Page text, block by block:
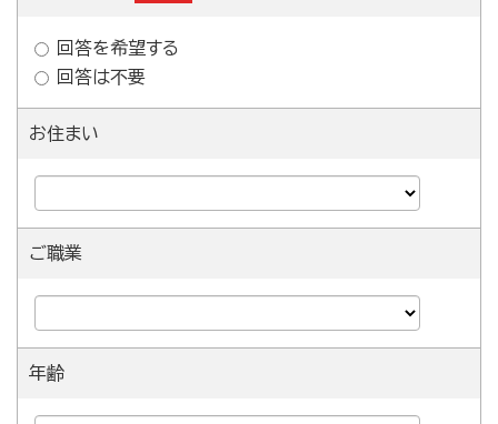
回答を希望する
回答は不要
お住まい
ご職業
年齢